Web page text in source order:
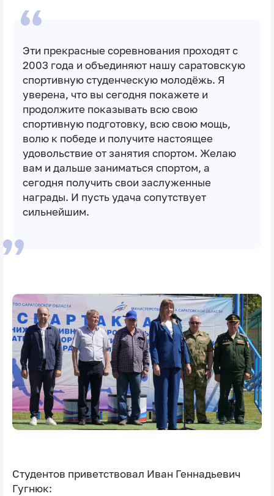
Эти прекрасные соревнования проходят с
2003 года и объединяют нашу саратовскую
спортивную студенческую молодёжь. Я
уверена, что вы сегодня покажете и
продолжите показывать всю свою
спортивную подготовку, всю свою мощь,
волю к победе и получите настоящее
удовольствие от занятия спортом. Желаю
вам и дальше заниматься спортом, а
сегодня получить свои заслуженные
награды. И пусть удача сопутствует
сильнейшим.
Студентов приветствовал Иван Геннадьевич
Гугнюк: